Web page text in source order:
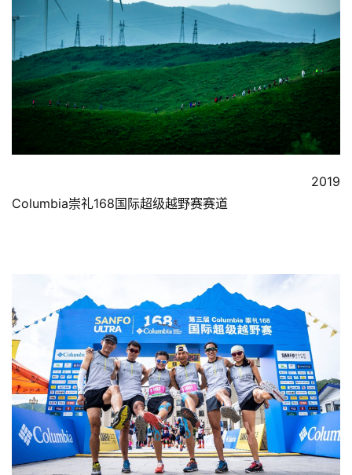
2019
Columbia崇礼168国际超级越野赛赛道